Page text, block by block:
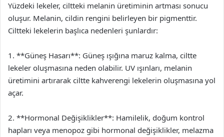
Yüzdeki lekeler, ciltteki melanin üretiminin artması sonucu
oluşur. Melanin, cildin rengini belirleyen bir pigmenttir.
Ciltteki lekelerin başlıca nedenleri şunlardır:
1. **Güneş Hasarı**: Güneş ışığına maruz kalma, ciltte
lekeler oluşmasına neden olabilir. UV ışınları, melanin
üretimini artırarak ciltte kahverengi lekelerin oluşmasına yol
açar.
2. **Hormonal Değişiklikler**: Hamilelik, doğum kontrol
hapları veya menopoz gibi hormonal değişiklikler, melazma